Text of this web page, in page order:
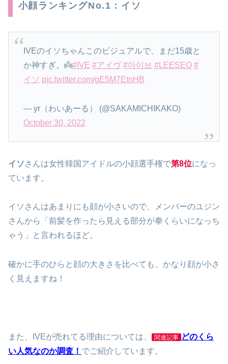
小顔ランキングNo.1：イソ
IVEのイソちゃんこのビジュアルで、まだ15歳と
か神すぎ。👼#IVE #アイヴ #아이브 #LEESEO #
イソ pic.twitter.com/gE5M7EtnHB
— yr（わいあーる） (@SAKAMICHIKAKO)
October 30, 2022
イソさんは女性韓国アイドルの小顔選手権で第8位になっ
ています。
イソさんはあまりにも顔が小さいので、メンバーのユジン
さんから「前髪を作ったら見える部分が拳くらいになっち
ゃう」と言われるほど。
確かに手のひらと顔の大きさを比べても、かなり顔が小さ
く見えますね！
また、IVEが売れてる理由については、 関連記事 どのくら
い人気なのか調査！ でご紹介しています。